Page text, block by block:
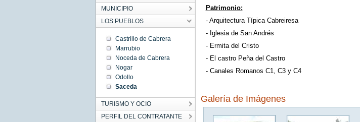
MUNICIPIO
LOS PUEBLOS
Castrillo de Cabrera
Marrubio
Noceda de Cabrera
Nogar
Odollo
Saceda
TURISMO Y OCIO
PERFIL DEL CONTRATANTE
Patrimonio:
- Arquitectura Típica Cabreiresa
- Iglesia de San Andrés
- Ermita del Cristo
- El castro Peña del Castro
- Canales Romanos C1, C3 y C4
Galería de Imágenes